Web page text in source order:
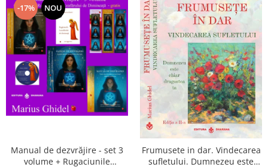
-17% NOU
Manual de dezvrăjire - set 3
volume + Rugaciunile
Frumusete in dar. Vindecarea
sufletului. Dumnezeu este